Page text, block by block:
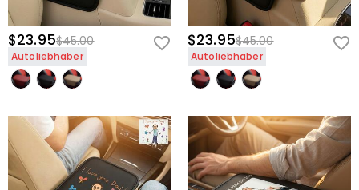
$23.95$45.00
Autoliebhaber
$23.95$45.00
Autoliebhaber